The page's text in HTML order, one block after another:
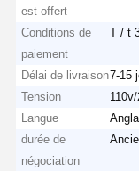
est offert
Conditions de
paiement
T / t
Délai de livraison7-15
Tension
Langue
durée de
négociation